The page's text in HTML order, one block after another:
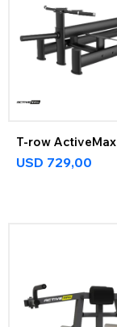
T-row ActiveMax
USD 729,00